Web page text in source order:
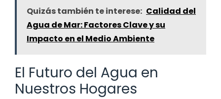
Quizás también te interese: Calidad del
Agua de Mar: Factores Clave y su
Impacto en el Medio Ambiente
El Futuro del Agua en
Nuestros Hogares